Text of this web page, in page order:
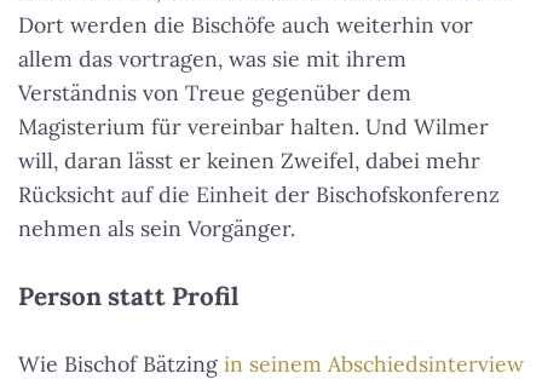
Dort werden die Bischöfe auch weiterhin vor
allem das vortragen, was sie mit ihrem
Verständnis von Treue gegenüber dem
Magisterium für vereinbar halten. Und Wilmer
will, daran lässt er keinen Zweifel, dabei mehr
Rücksicht auf die Einheit der Bischofskonferenz
nehmen als sein Vorgänger.
Person statt Profil
Wie Bischof Bätzing in seinem Abschiedsinterview